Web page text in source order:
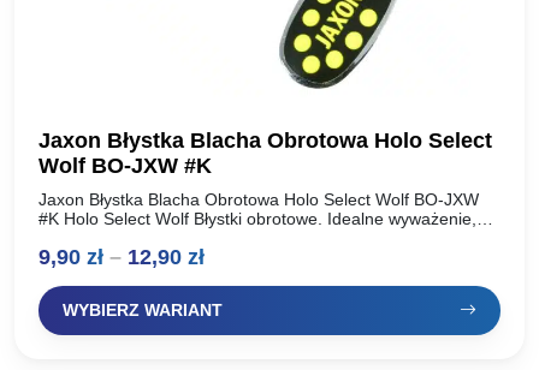
Jaxon Błystka Blacha Obrotowa Holo Select
Wolf BO-JXW #K
Jaxon Błystka Blacha Obrotowa Holo Select Wolf BO-JXW
#K Holo Select Wolf Błystki obrotowe. Idealne wyważenie,
korpus. Elegancki, klasyczny design….
9,90 zł – 12,90 złZakres
cen:
od
WYBIERZ WARIANT